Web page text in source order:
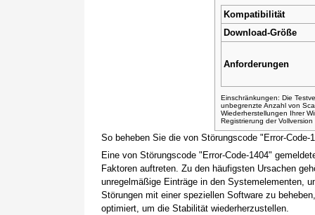
So beheben Sie die von Störungscode "Error-Code-
Eine von Störungscode "Error-Code-1404"
Faktoren auftreten. Zu den häufigsten Ursachen
unregelmäßige Einträge in den Systemelementen,
Störungen mit einer speziellen Software zu
optimiert, um die Stabilität wiederherzustellen.
Kompatibilität
Download-Größe
Anforderungen
Einschränkungen: Die
unbegrenzte Anzahl von
Wiederherstellungen Ihrer
Registrierung der